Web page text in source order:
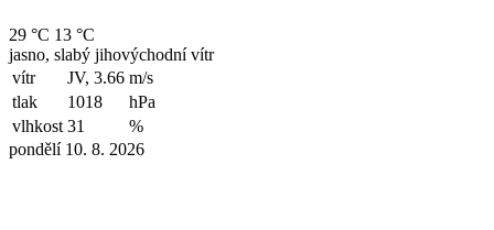
29 °C 13 °C
jasno, slabý jihovýchodní vítr
vítr
JV, 3.66 m/s
tlak
1018
hPa
vlhkost 31
%
pondělí 10. 8. 2026